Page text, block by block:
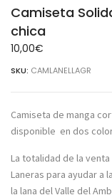
Camiseta
chica
10,00€
SKU: CAMLANELLAGR
Camiseta de manga
disponible en dos
La totalidad de la
Laneras para ayudar a
la lana del Valle del